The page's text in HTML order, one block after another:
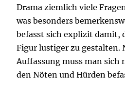
Drama ziemlich viele
was besonders
befasst sich explizit damit,
Figur lustiger zu gestalten.
Auffassung muss man sich
den Nöten und Hürden